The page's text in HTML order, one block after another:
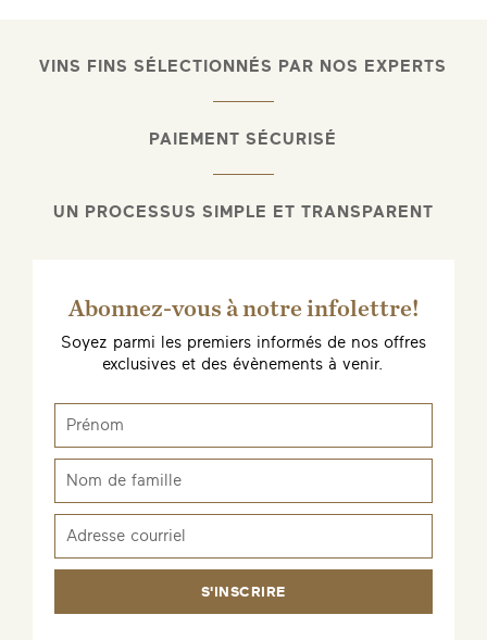
VINS FINS SÉLECTIONNÉS PAR NOS EXPERTS
PAIEMENT SÉCURISÉ
UN PROCESSUS SIMPLE ET TRANSPARENT
Abonnez-vous à notre infolettre!
Soyez parmi les premiers informés de nos offres
exclusives et des évènements à venir.
S'INSCRIRE